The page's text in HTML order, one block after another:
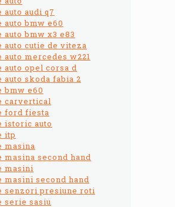
audi q7
bmw e60
bmw x3 e83
cutie de viteza
mercedes w221
opel corsa d
skoda fabia 2
e60
carvertical
ford fiesta
istoric auto
itp
second hand
masini
second hand
senzori presiune roti
sasiu